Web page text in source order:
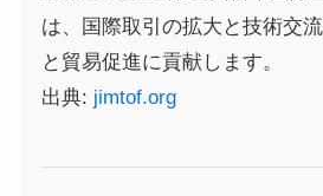
は、国際取引の拡大と技術交
と貿易促進に貢献します。
出典: jimtof.org